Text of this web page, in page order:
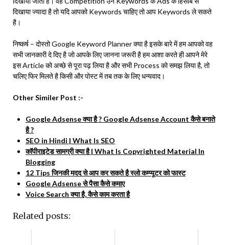
दिखाया ज्यादा है तो यदि आपको Keywords चाहिए तो आप Keywords ले सकते
है।
निष्कर्ष – दोस्तो Google Keyword Planner क्या है इसके बारे में हम आपको वह
सभी जानकारी दे दिए है जो आपके लिए जानना जरूरी है हम आशा करते ही आपने मेरे
इस Article को अच्छे से पूरा पढ़ लिया है और सभी Process को समझ लिया है, तो
चलिए फिर मिलते है किसी और पोस्ट में तब तक के लिए धन्यवाद।
Other Similer Post :-
Google Adsense क्या है ? Google Adsense Account कैसे बनाते
है ?
SEO in Hindi | What Is SEO
कॉपीराइटेड सामग्री क्या है | What Is Copyrighted Material In
Blogging
12 Tips जिनकी मदद से आप कर सकते है स्लो कम्प्यूटर को फास्ट
Google Adsense से पैसा कैसे कमाए
Voice Search क्या है, कैसे काम करता है
Related posts: